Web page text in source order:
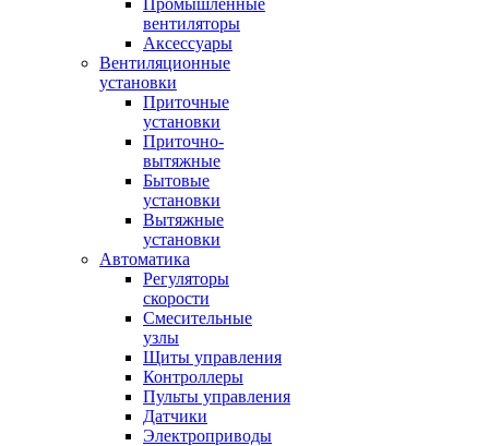
Промышленные
вентиляторы
Аксессуары
Вентиляционные
установки
Приточные
установки
Приточно-
вытяжные
Бытовые
установки
Вытяжные
установки
Автоматика
Регуляторы
скорости
Смесительные
узлы
Щиты управления
Контроллеры
Пульты управления
Датчики
Электроприводы